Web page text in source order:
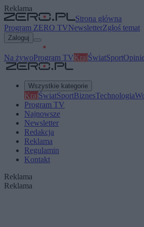
Reklama
Strona główna
Program ZERO TVNewsletterZgłoś temat
Zaloguj
Na żywoProgram TVKrajŚwiatSport
Wszystkie kategorie
KrajŚwiatSportBiznesTechnologia
Program TV
Najnowsze
Newsletter
Redakcja
Reklama
Regulamin
Kontakt
Reklama
Reklama